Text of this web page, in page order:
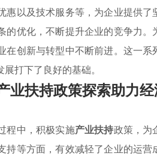
惠以及技术服务等，为企业提供
的优化，不断提升企业的竞争力
在创新与转型中不断前进。这一
打下了良好的基础。
业扶持政策探索助力
程中，积极实施产业扶持政策，为
持等方面，有效减轻了企业的运